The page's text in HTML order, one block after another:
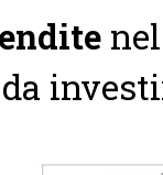
nel
da